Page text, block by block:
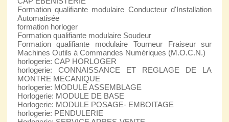
Formation qualifiante modulaire Conducteur d'Installation
Automatisée
formation horloger
Formation qualifiante modulaire Soudeur
Formation qualifiante modulaire Tourneur Fraiseur sur
Machines Outils à Commandes Numériques (M.O.C.N.)
horlogerie: CAP HORLOGER
horlogerie: CONNAISSANCE ET REGLAGE DE LA
MONTRE MECANIQUE
horlogerie: MODULE ASSEMBLAGE
Horlogerie: MODULE DE BASE
Horlogerie: MODULE POSAGE- EMBOITAGE
horlogerie: PENDULERIE